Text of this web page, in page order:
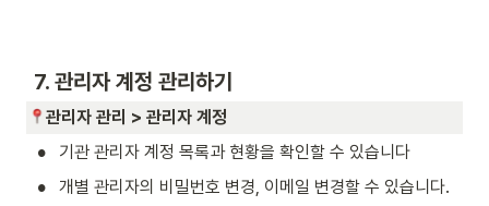
7. 관리자 계정 관리하기
관리자 관리 > 관리자 계정
• 기관 관리자 계정 목록과 현황을 확인할 수 있습니다
• 개별 관리자의 비밀번호 변경, 이메일 변경할 수 있습니다.